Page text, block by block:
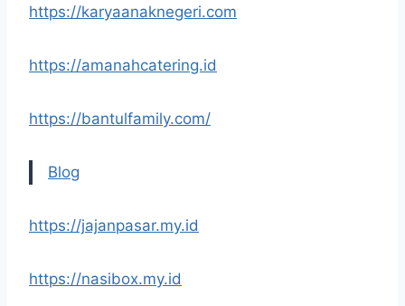
https://karyaanaknegeri.com
https://amanahcatering.id
https://bantulfamily.com/
Blog
https://jajanpasar.my.id
https://nasibox.my.id